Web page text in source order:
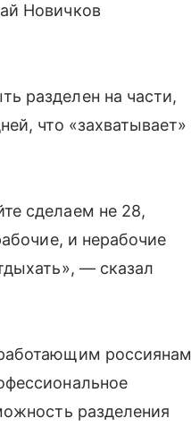
Новичков
разделен на части,
что «захватывает»
сделаем не 28,
и нерабочие
— сказал
россиянам
разделения